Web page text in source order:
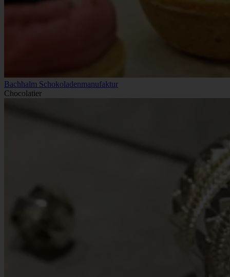
Bachhalm Schokoladenmanufaktur
Chocolatier